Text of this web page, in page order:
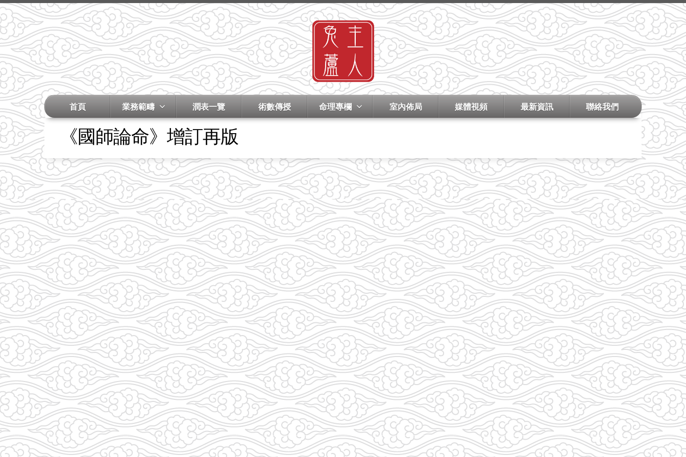
首頁 業務範疇 潤表一覽 術數傳授 命理專欄 室內佈局 媒體視頻 最新資訊 聯絡我們
《國師論命》增訂再版